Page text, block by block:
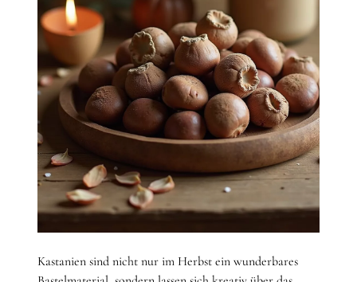
Kastanien sind nicht nur im Herbst ein wunderbares